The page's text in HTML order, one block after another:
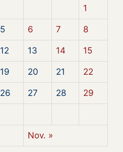
1
5 6 7 8
12 13 14 15
19 20 21 22
26 27 28 29
Nov. »